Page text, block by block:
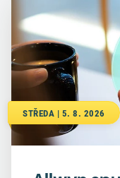
STŘEDA | 5. 8. 2026